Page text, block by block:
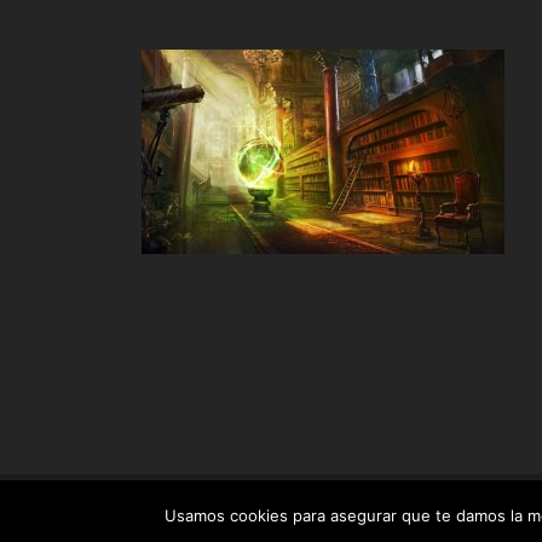
©2017Tarot Isabel. Todos los derechos reservados.
Usamos cookies para asegurar que te damos la